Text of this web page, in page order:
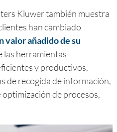
Kluwer también muestra
han cambiado
valor añadido de su
las herramientas
y productivos,
de recogida de información,
de procesos,